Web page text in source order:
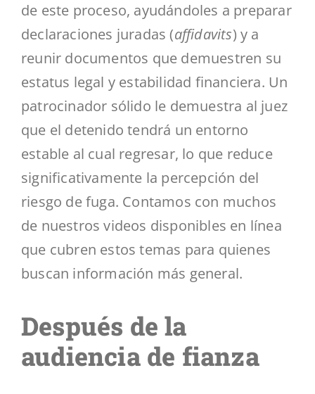
de este proceso, ayudándoles a preparar
declaraciones juradas (affidavits) y a
reunir documentos que demuestren su
estatus legal y estabilidad financiera. Un
patrocinador sólido le demuestra al juez
que el detenido tendrá un entorno
estable al cual regresar, lo que reduce
significativamente la percepción del
riesgo de fuga. Contamos con muchos
de nuestros videos disponibles en línea
que cubren estos temas para quienes
buscan información más general.
Después de la
audiencia de fianza